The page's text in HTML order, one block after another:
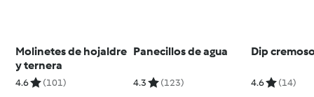
Molinetes de hojaldre
y ternera
4.6 (101)
Panecillos de agua
4.3 (123)
Dip
4.6 (14)